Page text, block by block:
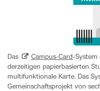
Das Campus-Card-System
derzeitigen papierbasierten
multifunktionale Karte. Das
Gemeinschaftsprojekt von